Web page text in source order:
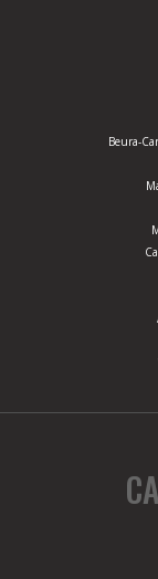
Beura-